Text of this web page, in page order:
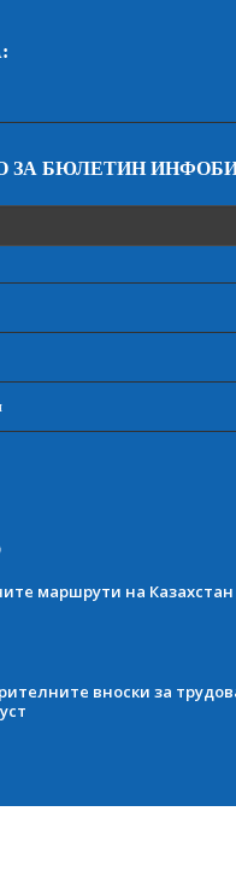
ЗА БЮЛЕТИН
маршрути на Казахстан
вноски за